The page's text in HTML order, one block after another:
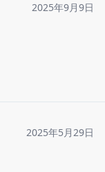
2025年9月9日
2025年5月29日